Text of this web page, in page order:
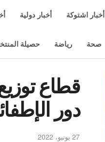
أخبار اشتوكة أخبار دولية
صحة رياضة حصيلة
قطاع
دور
27 يونيو، 2022